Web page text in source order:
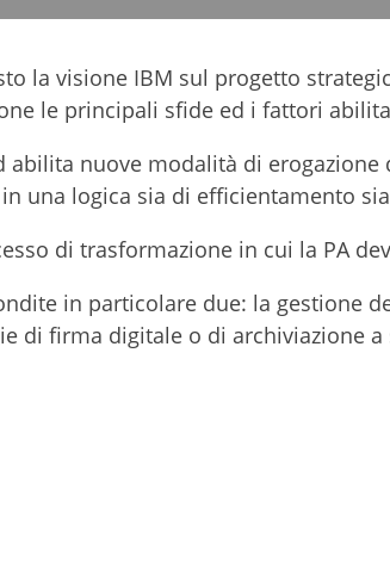
la visione IBM sul progetto
le principali sfide ed i fattori
abilita nuove modalità di
una logica sia di efficientamento
di trasformazione in cui la PA
in particolare due: la gestione
di firma digitale o di archiviazione